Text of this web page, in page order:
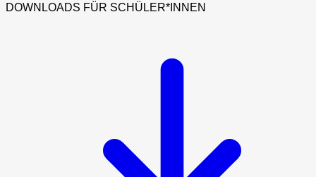
DOWNLOADS FÜR SCHÜLER*INNEN